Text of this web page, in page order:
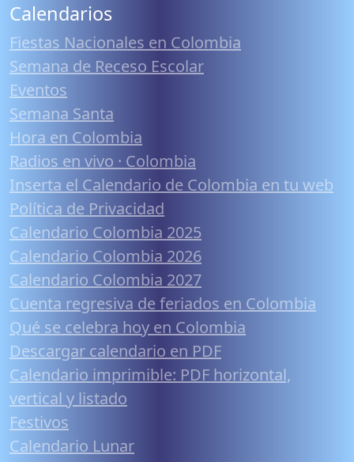
Calendarios
Fiestas Nacionales en Colombia
Semana de Receso Escolar
Eventos
Semana Santa
Hora en Colombia
Radios en vivo · Colombia
Inserta el Calendario de Colombia en tu web
Política de Privacidad
Calendario Colombia 2025
Calendario Colombia 2026
Calendario Colombia 2027
Cuenta regresiva de feriados en Colombia
Qué se celebra hoy en Colombia
Descargar calendario en PDF
Calendario imprimible: PDF horizontal,
vertical y listado
Festivos
Calendario Lunar